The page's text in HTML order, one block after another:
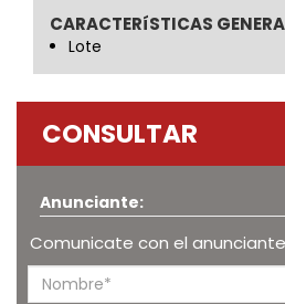
CARACTERíSTICAS
Lote
CONSULTAR
Anunciante:
Comunicate con el